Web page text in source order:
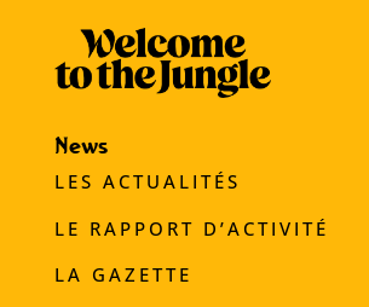
News
LES ACTUALITÉS
LE RAPPORT D’ACTIVITÉ
LA GAZETTE